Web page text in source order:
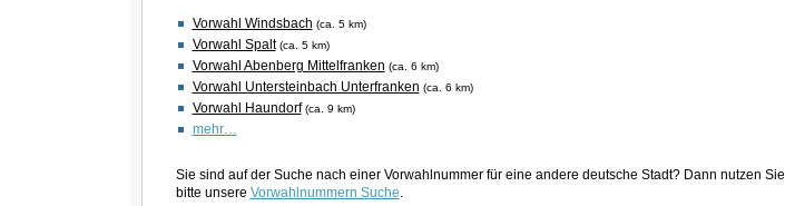
Vorwahl Windsbach (ca. 5 km)
Vorwahl Spalt (ca. 5 km)
Vorwahl Abenberg Mittelfranken (ca. 6 km)
Vorwahl Untersteinbach Unterfranken (ca. 6 km)
Vorwahl Haundorf (ca. 9 km)
mehr…
Sie sind auf der Suche nach einer Vorwahlnummer für eine andere deutsche Stadt? Dann nutzen Sie
bitte unsere Vorwahlnummern Suche.